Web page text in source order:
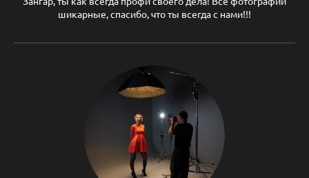
шикарные, спасибо, что ты всегда с нами!!!